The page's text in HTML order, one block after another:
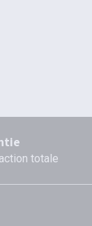
totale